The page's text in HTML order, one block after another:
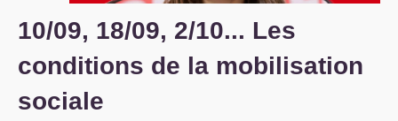
10/09, 18/09, 2/10... Les
conditions de la mobilisation
sociale